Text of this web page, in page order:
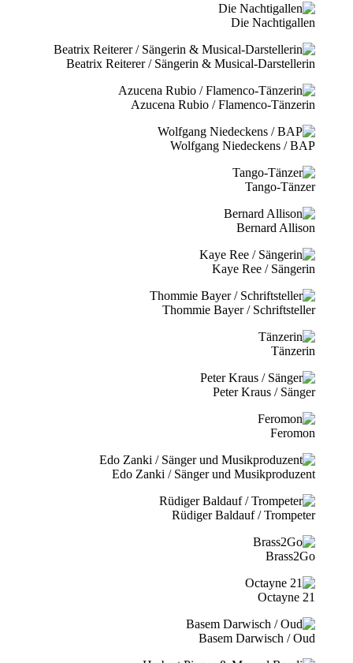
Die Nachtigallen
Beatrix Reiterer / Sängerin & Musical-Darstellerin
Azucena Rubio / Flamenco-Tänzerin
Wolfgang Niedeckens / BAP
Tango-Tänzer
Bernard Allison
Kaye Ree / Sängerin
Thommie Bayer / Schriftsteller
Tänzerin
Peter Kraus / Sänger
Feromon
Edo Zanki / Sänger und Musikproduzent
Rüdiger Baldauf / Trompeter
Brass2Go
21 Octayne
Basem Darwisch / Oud